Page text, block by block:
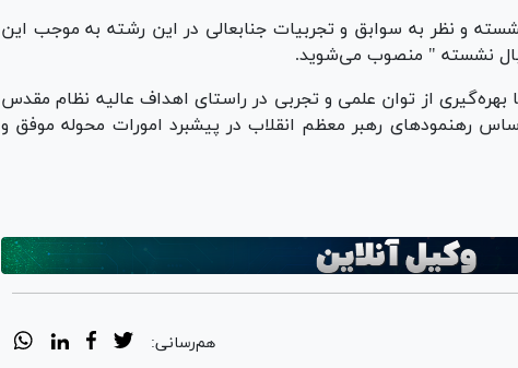
و نظر به سوابق و تجربیات جنابعالی در این رشته به موجب این
نشسته " منصوب می‌شوید.
بهره‌گیری از توان علمی و تجربی در راستای اهداف عالیه نظام مقدس
رهنمود‌های رهبر معظم انقلاب در پیشبرد امورات محوله موفق و
هم‌رسانی: